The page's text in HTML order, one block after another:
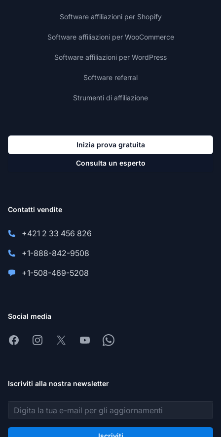
Software affiliazioni per Shopify
Software affiliazioni per WooCommerce
Software affiliazioni per WordPress
Software referral
Strumenti di affiliazione
Inizia prova gratuita
Consulta un esperto
Contatti vendite
+421 2 33 456 826
+1-888-842-9508
+1-508-469-5208
Social media
FacebookInstagram
X YoutubeWhatsapp
Iscriviti alla nostra newsletter
Indirizzo email